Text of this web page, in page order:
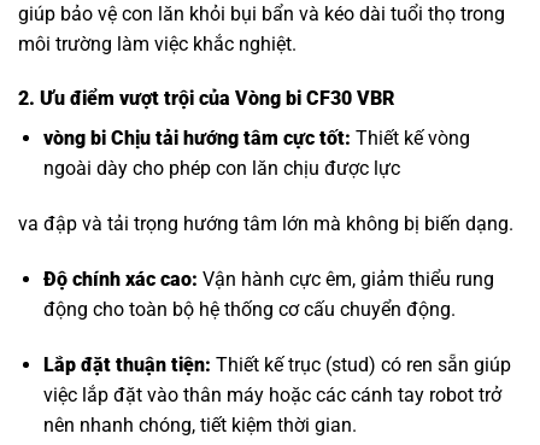
giúp bảo vệ con lăn khỏi bụi bẩn và kéo dài tuổi thọ trong
môi trường làm việc khắc nghiệt.
2. Ưu điểm vượt trội của Vòng bi CF30 VBR
vòng bi Chịu tải hướng tâm cực tốt: Thiết kế vòng
ngoài dày cho phép con lăn chịu được lực
va đập và tải trọng hướng tâm lớn mà không bị biến dạng.
Độ chính xác cao: Vận hành cực êm, giảm thiểu rung
động cho toàn bộ hệ thống cơ cấu chuyển động.
Lắp đặt thuận tiện: Thiết kế trục (stud) có ren sẵn giúp
việc lắp đặt vào thân máy hoặc các cánh tay robot trở
nên nhanh chóng, tiết kiệm thời gian.